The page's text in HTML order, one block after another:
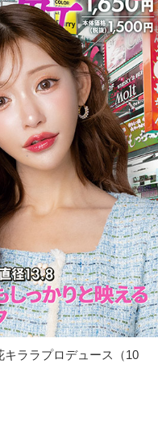
ララプロデュース（10